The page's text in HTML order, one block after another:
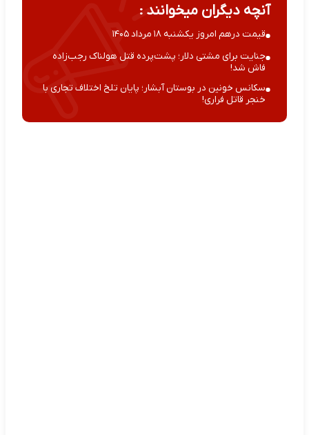
آنچه دیگران میخوانند :
قیمت درهم امروز یکشنبه ۱۸ مرداد ۱۴۰۵
جنایت برای مشتی دلار؛ پشت‌پرده قتل هولناک رجب‌زاده
فاش شد!
سکانس خونین در بوستان آبشار؛ پایان تلخ اختلاف تجاری با
خنجر قاتل فراری!